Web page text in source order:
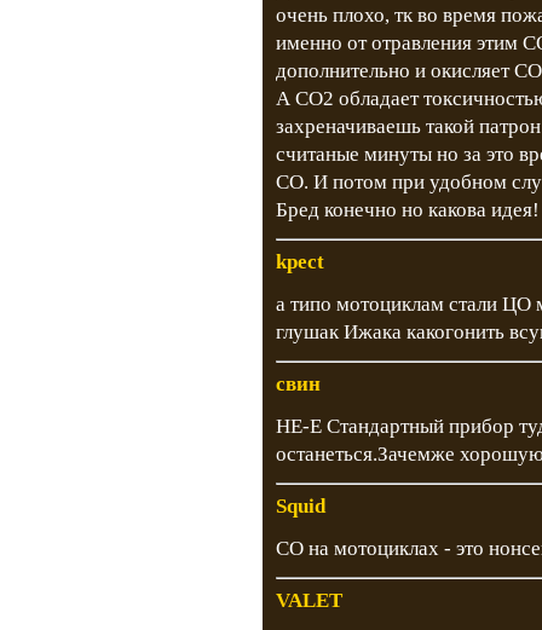
очень плохо, тк во время
именно от отравления этим
дополнительно и окисляет
А СО2 обладает
захреначиваешь такой
считаные минуты но за это
СО. И потом при удобном
Бред конечно но какова идея!
kpect
а типо мотоциклам стали ЦО
глушак Ижака какогонить
свин
НЕ-Е Стандартный прибор
останеться.Зачемже
Squid
СО на мотоциклах - это
VALET